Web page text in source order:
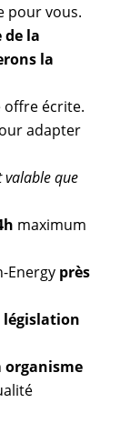
pour vous.
de la
la
offre écrite.
adapter
valable que
maximum
Energy près
législation
organisme